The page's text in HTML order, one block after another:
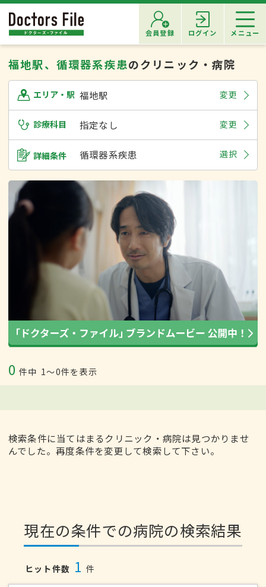
会員登録 ログイン メニュー
福地駅、循環器系疾患のクリニック・病院
エリア・駅 福地駅 変更
診療科目 指定なし 変更
詳細条件 循環器系疾患 選択
0 件中 1〜0件を表示
検索条件に当てはまるクリニック・病院は見つかりませ
んでした。再度条件を変更して検索して下さい。
現在の条件での病院の検索結果
ヒット件数 1 件